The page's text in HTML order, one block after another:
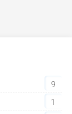
9
1